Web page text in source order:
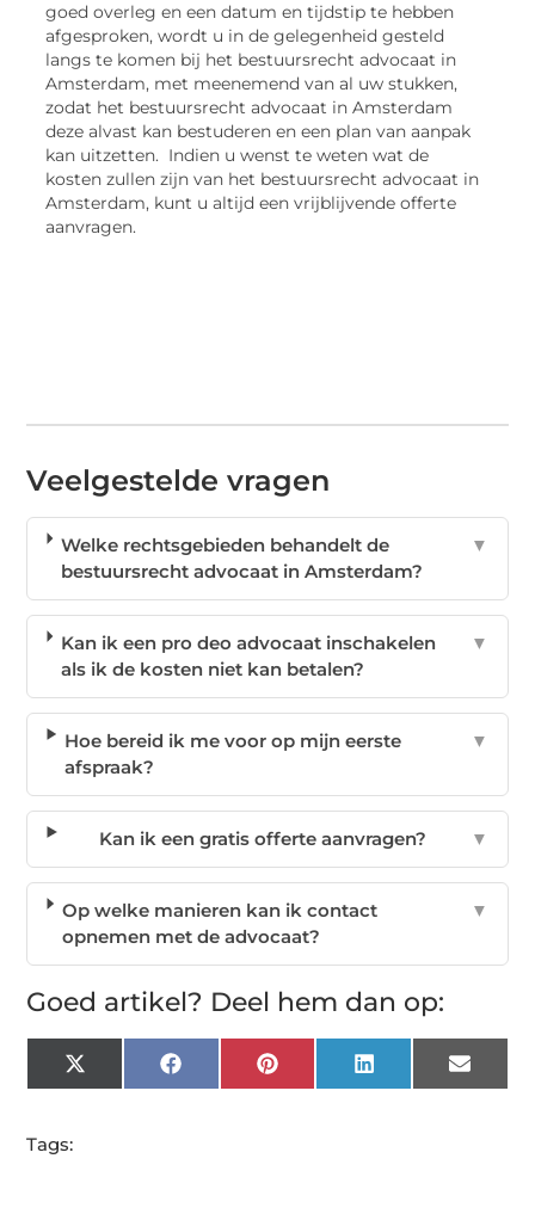
goed overleg en een datum en tijdstip te hebben
afgesproken, wordt u in de gelegenheid gesteld
langs te komen bij het bestuursrecht advocaat in
Amsterdam, met meenemend van al uw stukken,
zodat het bestuursrecht advocaat in Amsterdam
deze alvast kan bestuderen en een plan van aanpak
kan uitzetten. Indien u wenst te weten wat de
kosten zullen zijn van het bestuursrecht advocaat in
Amsterdam, kunt u altijd een vrijblijvende offerte
aanvragen.
Veelgestelde vragen
Welke rechtsgebieden behandelt de
bestuursrecht advocaat in Amsterdam?
▼
Kan ik een pro deo advocaat inschakelen
als ik de kosten niet kan betalen?
▼
Hoe bereid ik me voor op mijn eerste
afspraak?
▼
Kan ik een gratis offerte aanvragen? ▼
Op welke manieren kan ik contact
opnemen met de advocaat?
▼
Goed artikel? Deel hem dan op:
X
(Twitter)
FacebookPinterest LinkedIn Email
Tags: